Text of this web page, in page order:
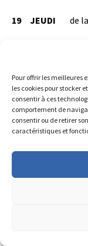
Pour offrir les meilleures
les cookies pour stocker
consentir à ces
comportement de
consentir ou de retirer
caractéristiques et
19 JEUDI de
Deuxième jour de
Constitutions 68 :
Au noviciat, les
pas directement
meilleure
foi et l’aide que
À l’abbé